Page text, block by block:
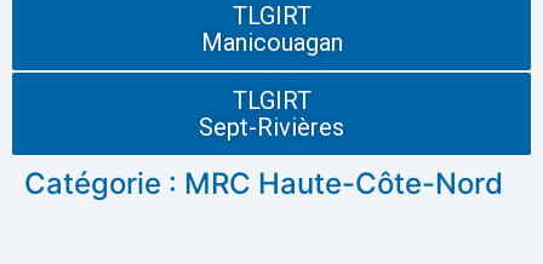
TLGIRT
Manicouagan
TLGIRT
Sept-Rivières
Catégorie : MRC Haute-Côte-Nord